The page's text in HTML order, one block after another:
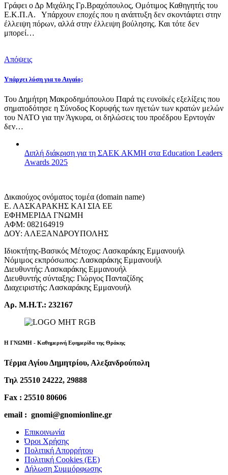
Γράφει ο Δρ Μιχάλης Γρ.Βραχόπουλος, Ομότιμος Καθηγητής του
Ε.Κ.Π.Α. Υπάρχουν εποχές που η ανάπτυξη δεν σκοντάφτει στην
έλλειψη πόρων, αλλά στην έλλειψη βούλησης. Και τότε δεν
μπορεί…
Απόψεις
Υπάρχει λύση για το Αιγαίο;
Του Δημήτρη Μακροδημόπουλου Παρά τις ευνοϊκές εξελίξεις που
σηματοδότησε η Σύνοδος Κορυφής των ηγετών των κρατών μελών
του ΝΑΤΟ για την Άγκυρα, οι δηλώσεις του προέδρου Ερντογάν
δεν…
Διπλή διάκριση για τη ΣΑΕΚ ΑΚΜΗ στα Education Leaders
Awards 2025
Δικαιούχος ονόματος τομέα (domain name)
Ε. ΛΑΣΚΑΡΑΚΗΣ ΚΑΙ ΣΙΑ ΕΕ
ΕΦΗΜΕΡΙΔΑ ΓΝΩΜΗ
ΑΦΜ: 082164919
ΔΟΥ: ΑΛΕΞΑΝΔΡΟΥΠΟΛΗΣ
Ιδιοκτήτης-Βασικός Μέτοχος: Λασκαράκης Εμμανουήλ
Νόμιμος εκπρόσωπος: Λασκαράκης Εμμανουήλ
Διευθυντής: Λασκαράκης Εμμανουήλ
Διευθυντής σύνταξης: Γιώργος Πανταζίδης
Διαχειριστής: Λασκαράκης Εμμανουήλ
Αρ. Μ.Η.Τ.: 232167
Η ΓΝΩΜΗ - Καθημερινή Εφημερίδα της Θράκης
Τέρμα Αγίου Δημητρίου, Αλεξανδρούπολη
Τηλ 25510 24222, 29888
Fax : 25510 80606
email : gnomi@gnomionline.gr
Επικοινωνία
Όροι Χρήσης
Πολιτική Απορρήτου
Πολιτική Cookies (ΕΕ)
Δήλωση Συμμόρφωσης